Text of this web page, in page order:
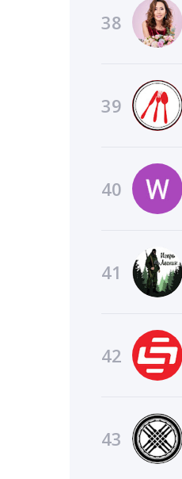
38
39
40
41
42
43